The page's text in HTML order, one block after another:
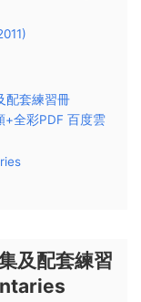
套練習冊
全彩PDF 百度雲
及配套練習